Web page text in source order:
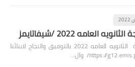
العامه 2022 /شيفاتايمز
ل معرفة نتيجة الثانويه العامه 2022 بالتوفيق والنجاح لابنائنا